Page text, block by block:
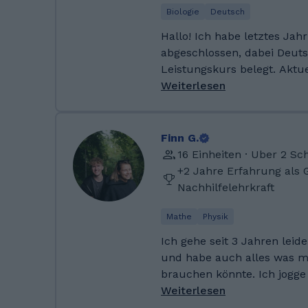
abgeschlossen. Derzeit
Stuttgart im Studiengang
Steuern und
mir naturwissenschaftliche
Bereiche, die viel mit
analytischem Denken zu
Biologie Deutsch
Hallo! Ich habe letztes
abgeschlossen, dabei
Leistungskurs belegt.
Regelschullehramt mit der
ihnen schwierige Inhalte
und sie individuell zu
selbstbewusst und
arbeiten können. Ich mache ein Studium für
Fächerkombination. Durch
Erfahrungen in der
Schülerinnen und
ich Unterricht verständlich
und individuell
Weiterlesen
Finn G.
16 Einheiten · Uber 2
+2 Jahre Erfahrung als
Nachhilfelehrkraft
Mathe Physik
Ich gehe seit 3 Jahren
und habe auch alles was
brauchen könnte. Ich
Innenstadt und höre
Weiterlesen